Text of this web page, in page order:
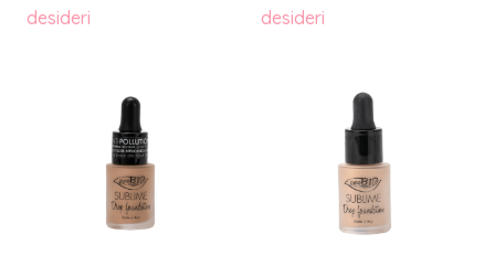
desideri
desideri